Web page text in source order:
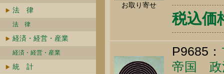
法 律
法 律
経済・経営・産業
経済・経営・産業
統 計
お取り寄せ
税込価
P9685：
帝国 政